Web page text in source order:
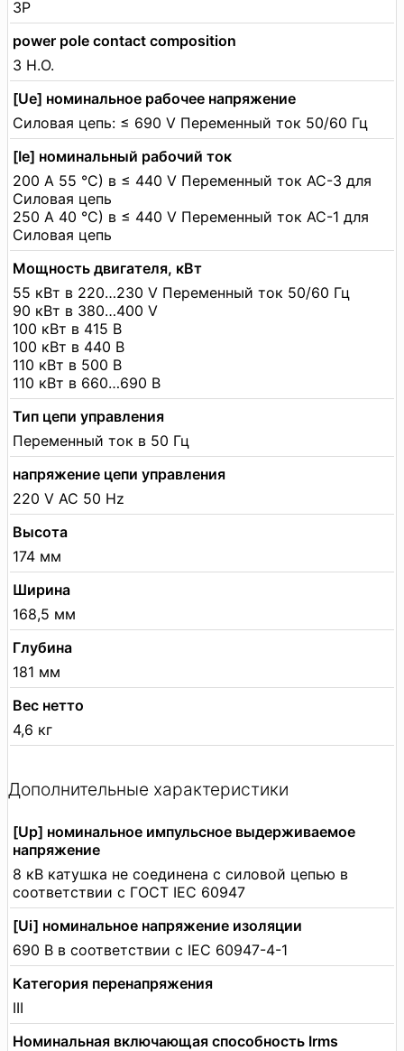
3P
power pole contact composition
3 Н.О.
[Ue] номинальное рабочее напряжение
Силовая цепь: ≤ 690 V Переменный ток 50/60 Гц
[Ie] номинальный рабочий ток
200 А 55 °C) в ≤ 440 V Переменный ток AC-3 для
Силовая цепь
250 А 40 °C) в ≤ 440 V Переменный ток AC-1 для
Силовая цепь
Мощность двигателя, кВт
55 кВт в 220…230 V Переменный ток 50/60 Гц
90 кВт в 380…400 V
100 кВт в 415 В
100 кВт в 440 В
110 кВт в 500 В
110 кВт в 660…690 В
Тип цепи управления
Переменный ток в 50 Гц
напряжение цепи управления
220 V AC 50 Hz
Высота
174 мм
Ширина
168,5 мм
Глубина
181 мм
Вес нетто
4,6 кг
Дополнительные характеристики
[Up] номинальное импульсное выдерживаемое
напряжение
8 кВ катушка не соединена с силовой цепью в
соответствии с ГОСТ IEC 60947
[Ui] номинальное напряжение изоляции
690 В в соответствии с IEC 60947-4-1
Категория перенапряжения
III
Номинальная включающая способность Irms